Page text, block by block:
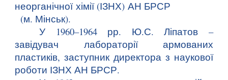
неорганічної хімії (ІЗНХ) АН БРСР
(м. Мінськ).
У 1960–1964 рр. Ю.С. Ліпатов –
завідувач лабораторії армованих
пластиків, заступник директора з наукової
роботи ІЗНХ АН БРСР.